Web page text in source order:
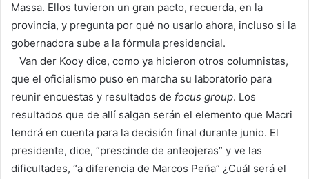
Massa. Ellos tuvieron un gran pacto, recuerda, en la
provincia, y pregunta por qué no usarlo ahora, incluso si la
gobernadora sube a la fórmula presidencial.
Van der Kooy dice, como ya hicieron otros columnistas,
que el oficialismo puso en marcha su laboratorio para
reunir encuestas y resultados de focus group. Los
resultados que de allí salgan serán el elemento que Macri
tendrá en cuenta para la decisión final durante junio. El
presidente, dice, “prescinde de anteojeras” y ve las
dificultades, “a diferencia de Marcos Peña” ¿Cuál será el